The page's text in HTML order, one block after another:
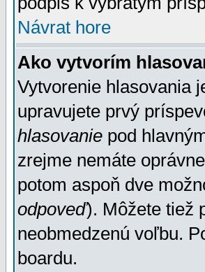
Návrat hore
Ako vytvorím
Vytvorenie hlasovania
upravujete prvý
hlasovanie pod
zrejme nemáte
potom aspoň dve
odpoveď). Môžete tiež
neobmedzenú voľbu.
boardu.